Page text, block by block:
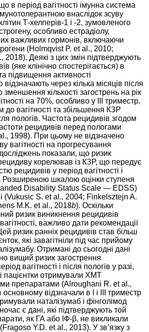
в період вагітності імунна система
внаслідок зсуву
Т-хелперів-1 і -2, зумовленого
особливо естрадіолу,
важливих гормонів, включаючи
(Holmqvist P. et al., 2010;
2018). Деякі з цих змін підтверджують
(яке клінічно спостерігається) в
підвищення активності
через кілька місяців після
кількості загострень на рік
на 70%, особливо у III триместр,
до вагітності та збільшення КЗР
пологів. Частота рецидивів згодом
рецидивів перед пологами
1998). При цьому не відзначено
вагітності на прогресування
досліджень показали, що ризик
корелював із КЗР, що передує
рецидивів у період вагітності і
шкалою оцінки ступеня
Disability Status Scale — EDSS)
(Vukusic S. et al., 2004; Finkelsztejn A.
M.K. et al., 2018b). Оскільки
ризик виникнення рецидивів
важливо дати рекомендації
ризик ранніх рецидивів став більш
які завагітніли під час прийому
Отримані до сьогодні дані
вищий ризик загострення
вагітності і після пологів у разі,
пацієнтки отримували ХМТ
препаратами (Alroughani R. et al.,
відзначали в I і III триместр
наталізумаб і фінголімод
є дані, які підтверджують той
як ГА або ІФ-β, не викликали
Y.D. et al., 2013). У зв’язку з